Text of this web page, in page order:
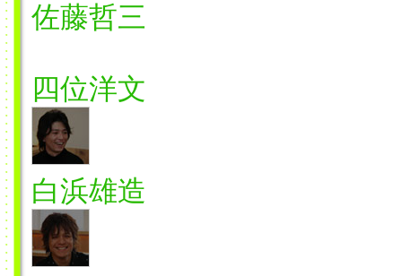
佐藤哲三
四位洋文
白浜雄造